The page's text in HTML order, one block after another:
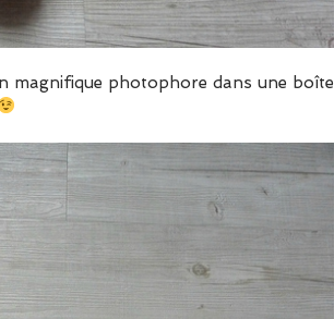
magnifique photophore dans une boîte